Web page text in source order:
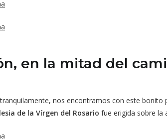
en la mitad del
nos encontramos con este bonito
de la Vírgen del Rosario fue erigida sobre la